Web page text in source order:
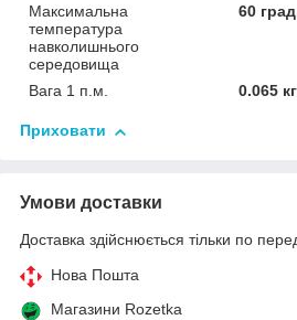
Максимальна
температура
навколишнього
середовища
60
Вага 1 п.м. 0.065 кг
Приховати
Умови доставки
Доставка здійснюється тільки по
Нова Пошта
Магазини Rozetka